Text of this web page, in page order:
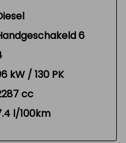
6
kW / 130 PK
cc
l/100km